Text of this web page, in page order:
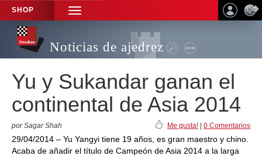
SHOP
TOGGLE
NAVIGATION
Noticias de ajedrez
Yu y Sukandar ganan el
continental de Asia 2014
por Sagar Shah Me gusta! 0 Comentarios
29/04/2014 – Yu Yangyi tiene 19 años, es gran maestro y chino.
Acaba de añadir el título de Campeón de Asia 2014 a la larga